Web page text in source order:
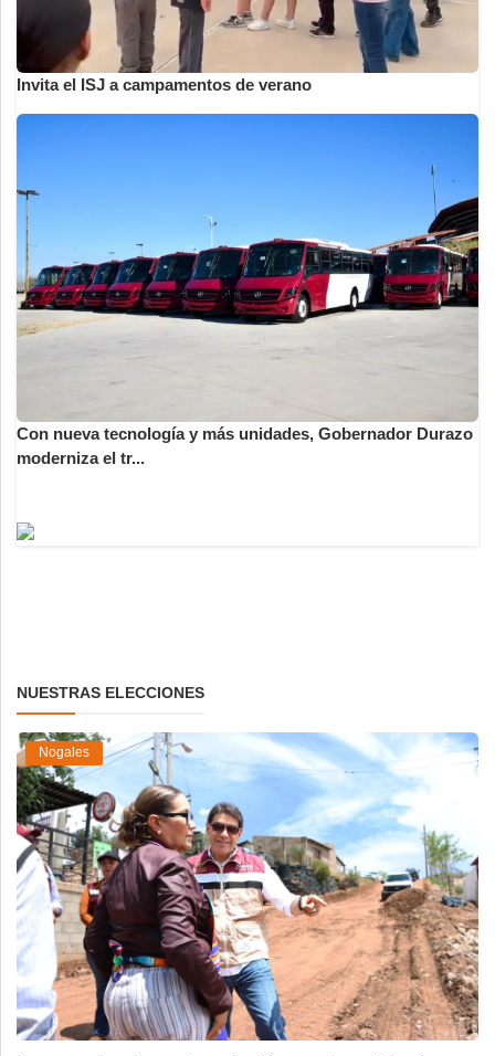
Invita el ISJ a campamentos de verano
Con nueva tecnología y más unidades, Gobernador Durazo
moderniza el tr...
NUESTRAS ELECCIONES
Nogales